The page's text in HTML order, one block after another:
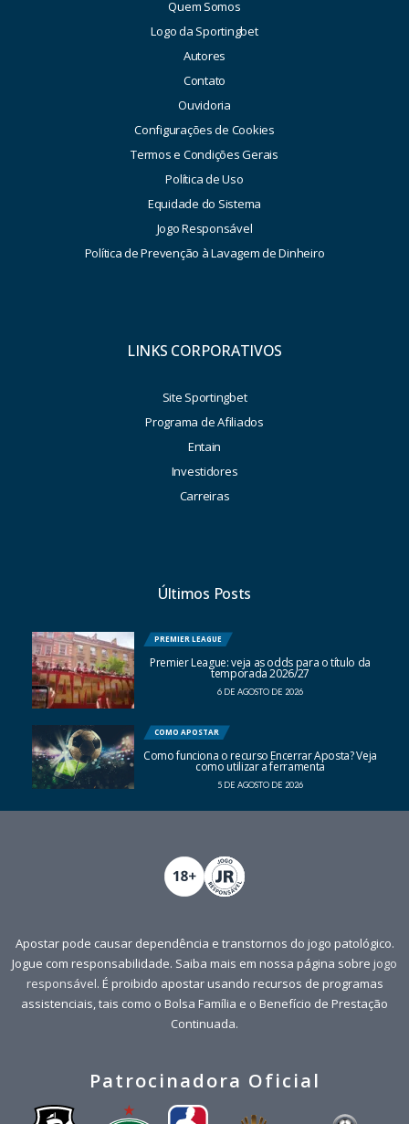
Quem Somos
Logo da Sportingbet
Autores
Contato
Ouvidoria
Configurações de Cookies
Termos e Condições Gerais
Política de Uso
Equidade do Sistema
Jogo Responsável
Política de Prevenção à Lavagem de Dinheiro
LINKS CORPORATIVOS
Site Sportingbet
Programa de Afiliados
Entain
Investidores
Carreiras
Últimos Posts
PREMIER LEAGUE
Premier League: veja as odds para o título da
temporada 2026/27
6 DE AGOSTO DE 2026
COMO APOSTAR
Como funciona o recurso Encerrar Aposta? Veja
como utilizar a ferramenta
5 DE AGOSTO DE 2026
Apostar pode causar dependência e transtornos do jogo patológico.
Jogue com responsabilidade. Saiba mais em nossa página sobre jogo
responsável. É proibido apostar usando recursos de programas
assistenciais, tais como o Bolsa Família e o Benefício de Prestação
Continuada.
Patrocinadora Oficial